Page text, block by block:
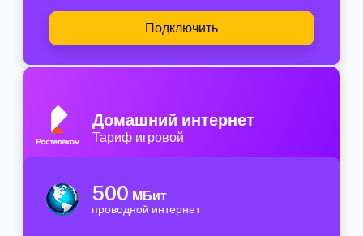
Подключить
Домашний интернет
Тариф игровой
500 МБит
проводной интернет